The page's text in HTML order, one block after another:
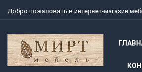
Добро пожаловать в интернет-магазин